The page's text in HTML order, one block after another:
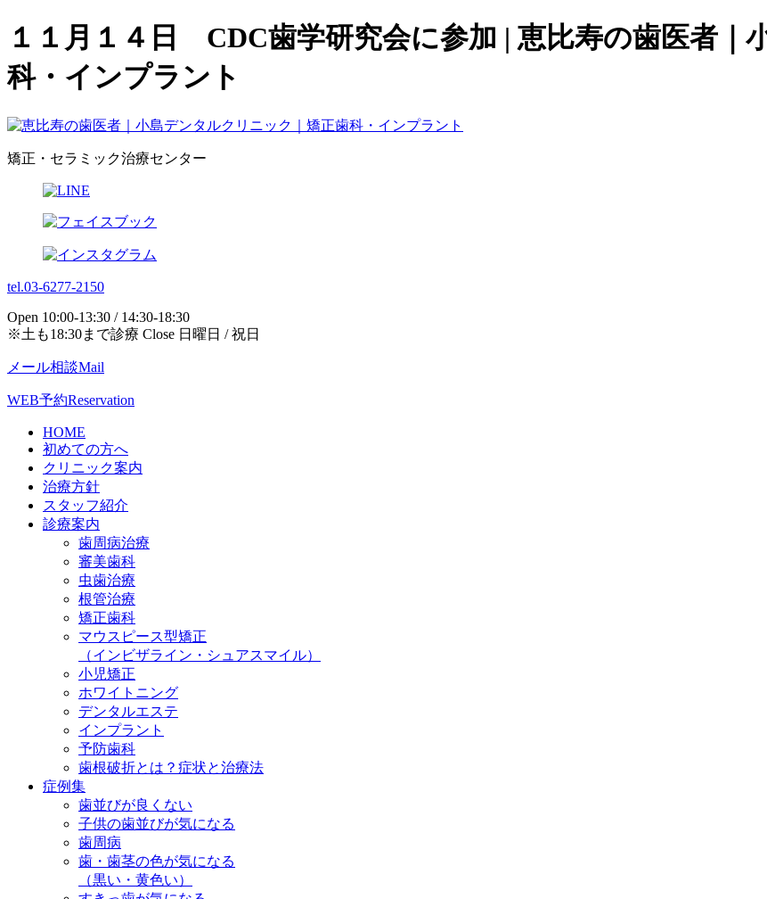
１１月１４日 CDC歯学研究会に参加 | 恵比寿の歯医者｜
科・インプラント
矯正・セラミック治療センター
tel.03-6277-2150
Open 10:00-13:30 / 14:30-18:30
※土も18:30まで診療 Close 日曜日 / 祝日
メール相談Mail
WEB予約Reservation
HOME
初めての方へ
クリニック案内
治療方針
スタッフ紹介
診療案内
歯周病治療
審美歯科
虫歯治療
根管治療
矯正歯科
マウスピース型矯正
（インビザライン・シュアスマイル）
小児矯正
ホワイトニング
デンタルエステ
インプラント
予防歯科
歯根破折とは？症状と治療法
症例集
歯並びが良くない
子供の歯並びが気になる
歯周病
歯・歯茎の色が気になる
（黒い・黄色い）